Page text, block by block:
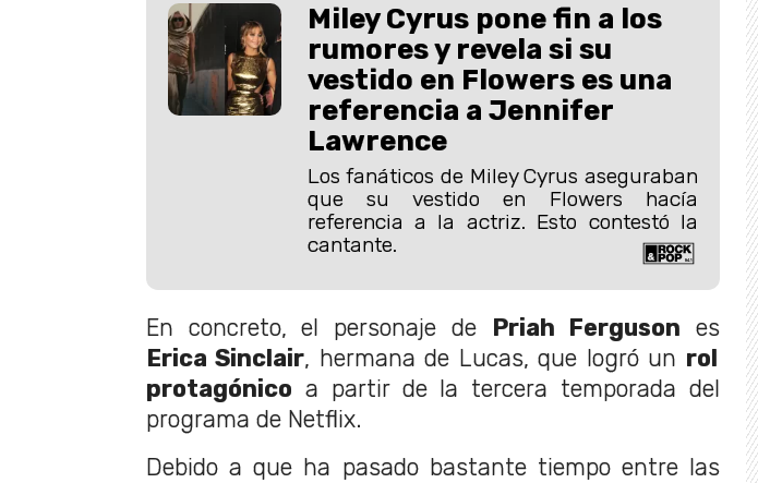
Miley Cyrus pone fin a los
rumores y revela si su
vestido en Flowers es una
referencia a Jennifer
Lawrence
Los fanáticos de Miley Cyrus aseguraban
que su vestido en Flowers hacía
referencia a la actriz. Esto contestó la
cantante.
En concreto, el personaje de Priah Ferguson es
Erica Sinclair, hermana de Lucas, que logró un rol
protagónico a partir de la tercera temporada del
programa de Netflix.
Debido a que ha pasado bastante tiempo entre las